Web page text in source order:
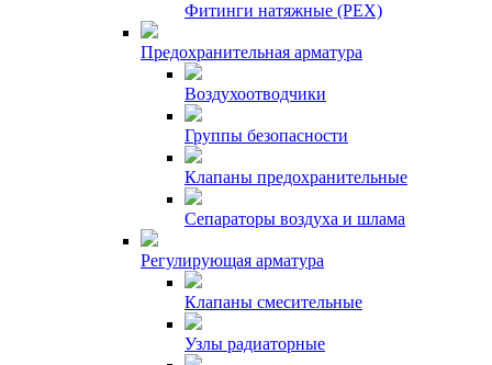
Фитинги натяжные (PEX)
Предохранительная арматура
Воздухоотводчики
Группы безопасности
Клапаны предохранительные
Сепараторы воздуха и шлама
Регулирующая арматура
Клапаны смесительные
Узлы радиаторные